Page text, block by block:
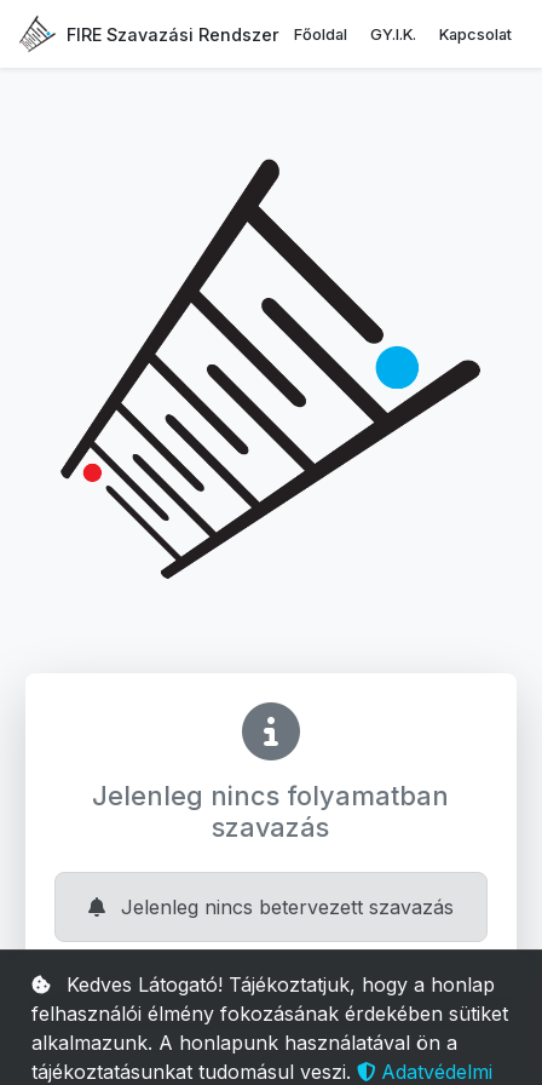
FIRE Szavazási Rendszer Főoldal GY.I.K. Kapcsolat
Jelenleg nincs folyamatban
szavazás
Jelenleg nincs betervezett szavazás
Kedves Látogató! Tájékoztatjuk, hogy a honlap
felhasználói élmény fokozásának érdekében sütiket
alkalmazunk. A honlapunk használatával ön a
tájékoztatásunkat tudomásul veszi.
Adatvédelmi